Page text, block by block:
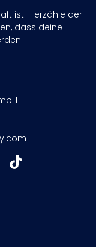
ist – erzähle der
dass deine